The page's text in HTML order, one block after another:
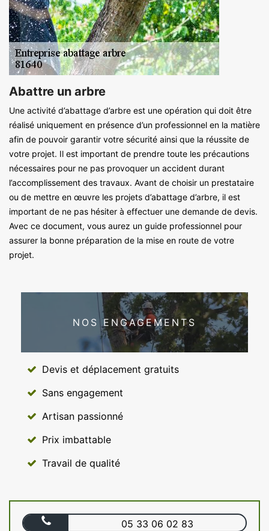
Abattre un arbre
Une activité d’abattage d’arbre est une opération qui doit être
réalisé uniquement en présence d’un professionnel en la matière
afin de pouvoir garantir votre sécurité ainsi que la réussite de
votre projet. Il est important de prendre toute les précautions
nécessaires pour ne pas provoquer un accident durant
l’accomplissement des travaux. Avant de choisir un prestataire
ou de mettre en œuvre les projets d’abattage d’arbre, il est
important de ne pas hésiter à effectuer une demande de devis.
Avec ce document, vous aurez un guide professionnel pour
assurer la bonne préparation de la mise en route de votre
projet.
NOS ENGAGEMENTS
Devis et déplacement gratuits
Sans engagement
Artisan passionné
Prix imbattable
Travail de qualité
05 33 06 02 83